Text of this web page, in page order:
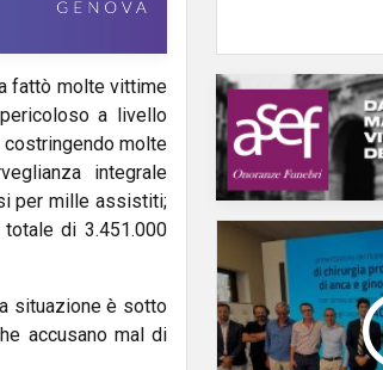
fattò molte vittime
a livello
molte
integrale
per mille assistiti;
di 3.451.000
situazione è sotto
accusano mal di